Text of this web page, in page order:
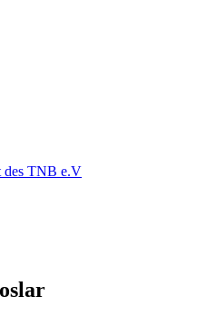
des TNB e.V